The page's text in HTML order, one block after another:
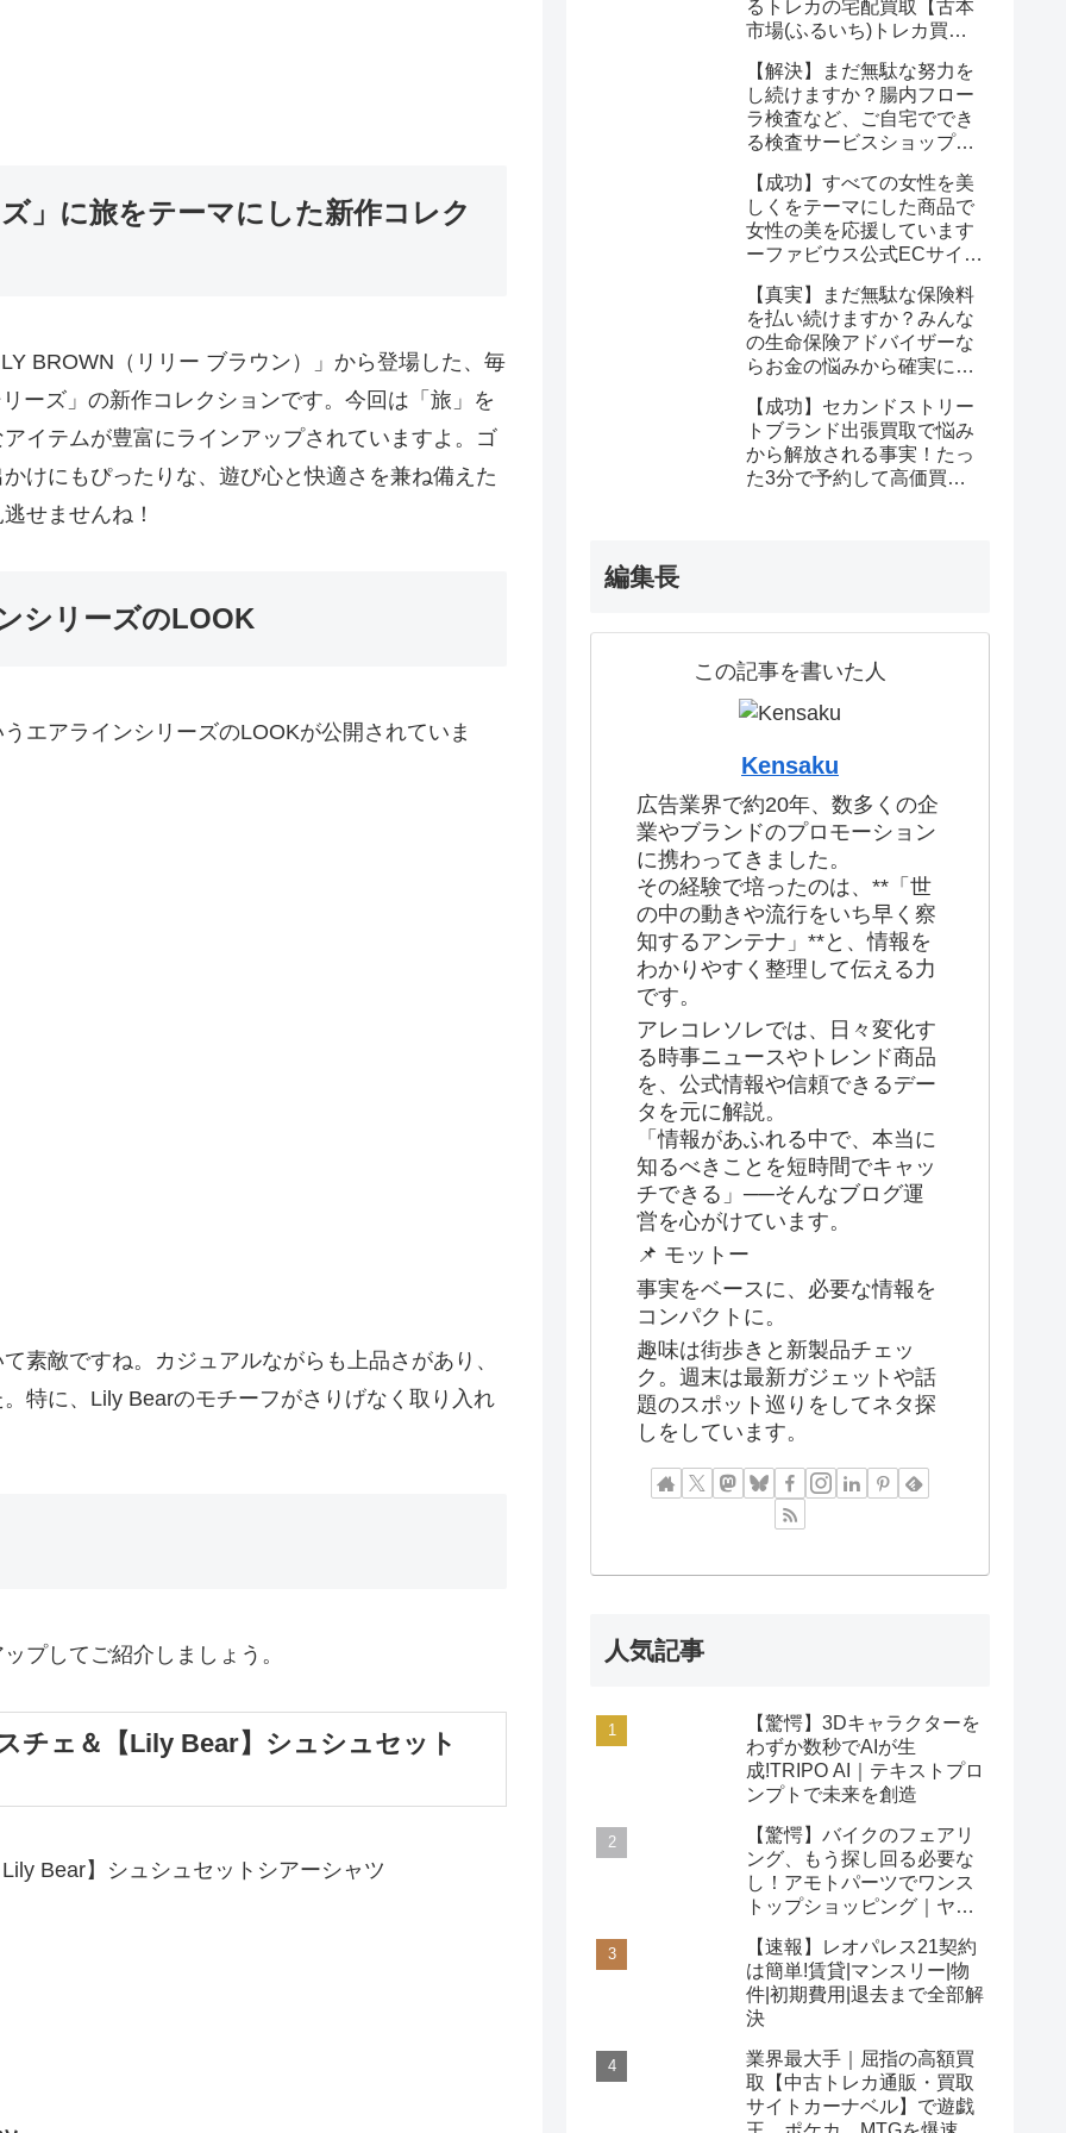
」に旅をテーマにした新作コレク
BROWN（リリー ブラウン）」から登場した、毎
ーズ」の新作コレクションです。今回は「旅」を
イテムが豊富にラインアップされていますよ。ゴ
けにもぴったりな、遊び心と快適さを兼ね備えた
せませんね！
シリーズのLOOK
エアラインシリーズのLOOKが公開されていま
素敵ですね。カジュアルながらも上品さがあり、
特に、Lily Bearのモチーフがさりげなく取り入れ
プしてご紹介しましょう。
チェ＆【Lily Bear】シュシュセット
るトレカの宅配買取【古本
市場(ふるいち)トレカ買
みが解決する
【解決】まだ無駄な努力を
し続けますか？腸内フロー
ラ検査など、ご自宅ででき
る検査サービスショップ
ならたった1回で驚くほど
簡単に悩みが解消する事実
【成功】すべての女性を美
しくをテーマにした商品で
女性の美を応援しています
ーファビウス公式ECサイト
クション金賞の秘密を公開
【真実】まだ無駄な保険料
を払い続けますか？みんな
の生命保険アドバイザーな
らお金の悩みから確実に解
【成功】セカンドストリー
トブランド出張買取で悩み
から解放される事実！たっ
た3分で予約して高価買取
編集長
この記事を書いた人
Kensaku
広告業界で約20年、数多くの企
業やブランドのプロモーション
に携わってきました。
その経験で培ったのは、**「世
の中の動きや流行をいち早く察
知するアンテナ」**と、情報を
わかりやすく整理して伝える力
です。
アレコレソレでは、日々変化す
る時事ニュースやトレンド商品
を、公式情報や信頼できるデー
タを元に解説。
「情報があふれる中で、本当に
知るべきことを短時間でキャッ
チできる」──そんなブログ運
営を心がけています。
📌 モットー
事実をベースに、必要な情報を
コンパクトに。
趣味は街歩きと新製品チェッ
ク。週末は最新ガジェットや話
題のスポット巡りをしてネタ探
しをしています。
人気記事
【驚愕】3Dキャラクターを
わずか数秒でAIが生
成!TRIPO AI｜テキストプロ
ンプトで未来を創造
【驚愕】バイクのフェアリ
ング、もう探し回る必要な
し！アモトパーツでワンス
トップショッピング｜ヤマ
【速報】レオパレス21契約
は簡単!賃貸|マンスリー|物
件|初期費用|退去まで全部解
決
業界最大手｜屈指の高額買
取【中古トレカ通販・買取
サイトカーナベル】で遊戯